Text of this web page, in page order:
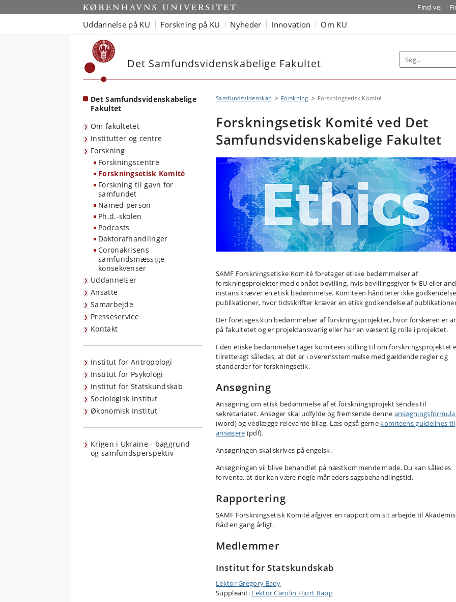
Start Find vej
Uddannelse på KU Forskning på KU Nyheder Innovation Om KU
Det Samfundsvidenskabelige Fakultet
Det Samfundsvidenskabelige
Fakultet
Om fakultetet
Institutter og centre
Forskning
Forskningscentre
Forskningsetisk Komité
Forskning til gavn for
samfundet
Named person
Ph.d.-skolen
Podcasts
Doktorafhandlinger
Coronakrisens
samfundsmæssige
konsekvenser
Uddannelser
Ansatte
Samarbejde
Presseservice
Kontakt
Institut for Antropologi
Institut for Psykologi
Institut for Statskundskab
Sociologisk Institut
Økonomisk Institut
Krigen i Ukraine - baggrund
og samfundsperspektiv
Samfundsvidenskab Forskning Forskningsetisk Komité
Forskningsetisk Komité ved Det
Samfundsvidenskabelige Fakultet
SAMF Forskningsetiske Komité foretager etiske bedømmelser af
forskningsprojekter med opnået bevilling, hvis bevillingsgiver fx EU eller
instans kræver en etisk bedømmelse. Komiteen håndterer ikke
publikationer, hvor tidsskrifter kræver en etisk godkendelse af
Der foretages kun bedømmelser af forskningsprojekter, hvor forskeren er
på fakultetet og er projektansvarlig eller har en væsentlig rolle i projektet.
I den etiske bedømmelse tager komiteen stilling til om forskningsprojektet
tilrettelagt således, at det er i overensstemmelse med gældende regler og
standarder for forskningsetik.
Ansøgning
Ansøgning om etisk bedømmelse af et forskningsprojekt sendes til
sekretariatet. Ansøger skal udfylde og fremsende denne
(word) og vedlægge relevante bilag. Læs også gerne komiteens guidelines til
ansøgere (pdf).
Ansøgningen skal skrives på engelsk.
Ansøgningen vil blive behandlet på næstkommende møde. Du kan således
forvente, at der kan være nogle måneders sagsbehandlingstid.
Rapportering
SAMF Forskningsetisk Komité afgiver en rapport om sit arbejde til
Råd en gang årligt.
Medlemmer
Institut for Statskundskab
Lektor Gregory Eady
Suppleant: Lektor Carolin Hjort Rapp